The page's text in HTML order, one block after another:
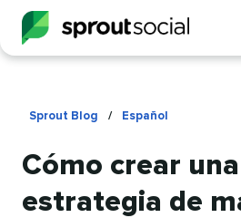
Sprout Blog / Español
Cómo crear una
estrategia de